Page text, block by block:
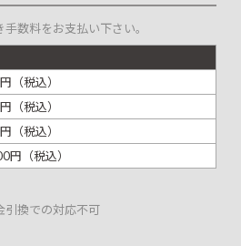
数料をお支払い下さい。
（税込）
（税込）
（税込）
円（税込）
引換での対応不可